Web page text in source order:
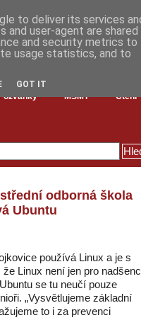
MŠMT Čtení
odborná škola
Ubuntu
používá Linux a je s
Linux není jen pro
se tu neučí pouze
„Vysvětlujeme základní
to i za prevenci
to deliver its services
and user-agent are shared
and security metrics to
usage statistics, and to
GOT IT